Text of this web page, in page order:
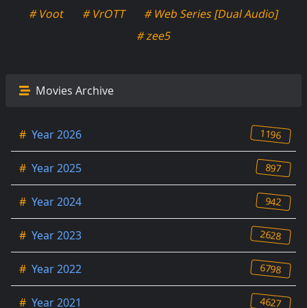
# Voot
# VrOTT
# Web Series [Dual Audio]
# zee5
Movies Archive
# Year 2026 1196
# Year 2025 897
# Year 2024 942
# Year 2023 2628
# Year 2022 6798
# Year 2021 4627